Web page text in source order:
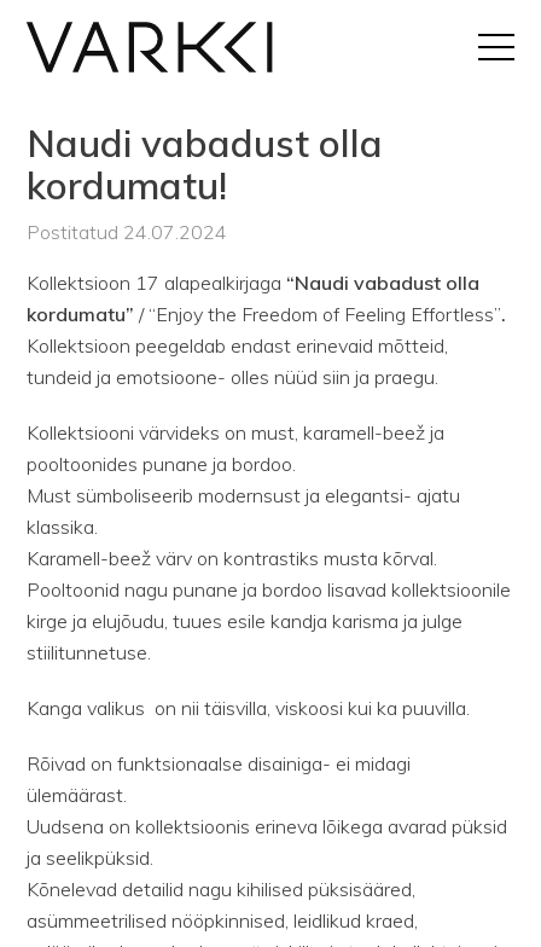
Naudi vabadust olla
kordumatu!
Postitatud 24.07.2024
Kollektsioon 17 alapealkirjaga “Naudi vabadust olla
kordumatu” / “Enjoy the Freedom of Feeling Effortless”.
Kollektsioon peegeldab endast erinevaid mõtteid,
tundeid ja emotsioone- olles nüüd siin ja praegu.
Kollektsiooni värvideks on must, karamell-beež ja
pooltoonides punane ja bordoo.
Must sümboliseerib modernsust ja elegantsi- ajatu
klassika.
Karamell-beež värv on kontrastiks musta kõrval.
Pooltoonid nagu punane ja bordoo lisavad kollektsioonile
kirge ja elujõudu, tuues esile kandja karisma ja julge
stiilitunnetuse.
Kanga valikus on nii täisvilla, viskoosi kui ka puuvilla.
Rõivad on funktsionaalse disainiga- ei midagi
ülemäärast.
Uudsena on kollektsioonis erineva lõikega avarad püksid
ja seelikpüksid.
Kõnelevad detailid nagu kihilised püksisääred,
asümmeetrilised nööpkinnised, leidlikud kraed,